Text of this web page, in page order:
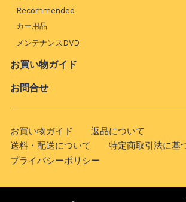
Recommended
カー用品
メンテナンスDVD
お買い物ガイド
お問合せ
お買い物ガイド
返品について
送料・配送について
特定商取引法に基
プライバシーポリシー